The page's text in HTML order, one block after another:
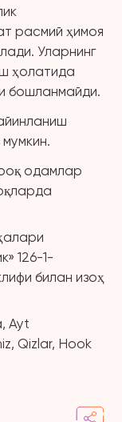
расмий ҳимоя
Уларнинг
ҳолатида
бошланмайди.
одамлар
126-1-
билан изоҳ
Ayt
Qizlar, Hook